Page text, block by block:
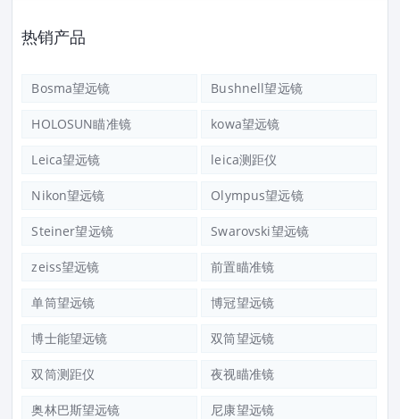
热销产品
Bosma望远镜 Bushnell望远镜
HOLOSUN瞄准镜 kowa望远镜
Leica望远镜 leica测距仪
Nikon望远镜 Olympus望远镜
Steiner望远镜 Swarovski望远镜
zeiss望远镜 前置瞄准镜
单筒望远镜 博冠望远镜
博士能望远镜 双筒望远镜
双筒测距仪 夜视瞄准镜
奥林巴斯望远镜 尼康望远镜